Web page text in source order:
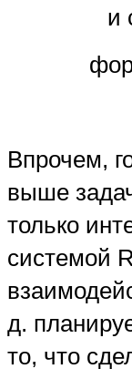
и
Впрочем,
выше
только
системой
д.
то, что